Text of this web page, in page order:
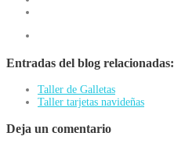
Entradas del blog relacionadas:
Taller de Galletas
Taller tarjetas navideñas
Deja un comentario